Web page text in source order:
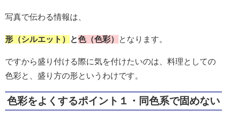
写真で伝わる情報は、
形（シルエット） と色（色彩） となります。
ですから盛り付ける際に気を付けたいのは、料理としての
色彩と、盛り方の形というわけです。
色彩をよくするポイント１・同色系で固めない